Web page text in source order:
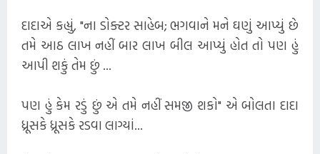
દાદાએ કહ્યું, "ના ડોક્ટર સાહેબ; ભગવાને મને ઘણું આપ્યું છે
તમે આઠ લાખ નહીં બાર લાખ બીલ આપ્યું હોત તો પણ હું
આપી શકું તેમ છું ...
પણ હું કેમ રડું છું એ તમે નહીં સમજી શકો" એ બોલતા દાદા
ધ્રૂસકે ધ્રૂસકે રડવા લાગ્યાં...